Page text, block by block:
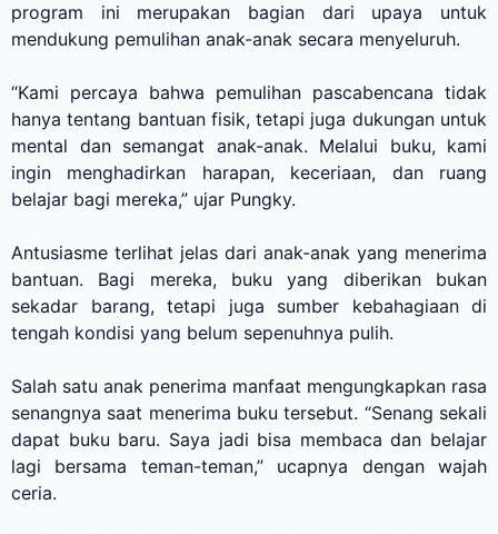
program ini merupakan bagian dari upaya untuk
mendukung pemulihan anak-anak secara menyeluruh.
“Kami percaya bahwa pemulihan pascabencana tidak
hanya tentang bantuan fisik, tetapi juga dukungan untuk
mental dan semangat anak-anak. Melalui buku, kami
ingin menghadirkan harapan, keceriaan, dan ruang
belajar bagi mereka,” ujar Pungky.
Antusiasme terlihat jelas dari anak-anak yang menerima
bantuan. Bagi mereka, buku yang diberikan bukan
sekadar barang, tetapi juga sumber kebahagiaan di
tengah kondisi yang belum sepenuhnya pulih.
Salah satu anak penerima manfaat mengungkapkan rasa
senangnya saat menerima buku tersebut. “Senang sekali
dapat buku baru. Saya jadi bisa membaca dan belajar
lagi bersama teman-teman,” ucapnya dengan wajah
ceria.